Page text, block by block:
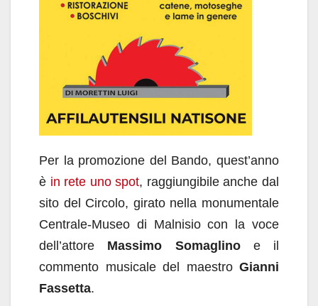
Per la promozione del Bando, quest’anno
è in rete uno spot, raggiungibile anche dal
sito del Circolo, girato nella monumentale
Centrale-Museo di Malnisio con la voce
dell’attore Massimo Somaglinoe il
commento musicale del maestro Gianni
Fassetta.